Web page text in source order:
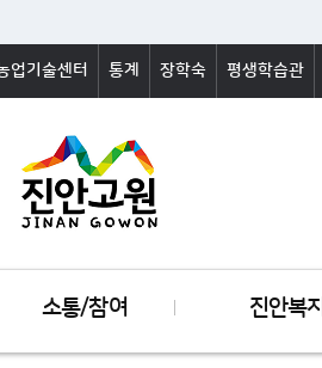
업기술센터 통계 장학숙 평생학습관
소통/참여 진안복지